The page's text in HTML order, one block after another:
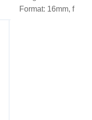
Format: 16mm, f